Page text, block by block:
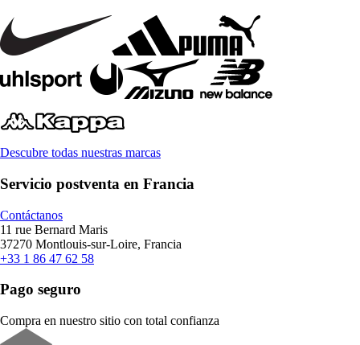
Descubre todas nuestras marcas
Servicio postventa en Francia
Contáctanos
11 rue Bernard Maris
37270 Montlouis-sur-Loire, Francia
+33 1 86 47 62 58
Pago seguro
Compra en nuestro sitio con total confianza